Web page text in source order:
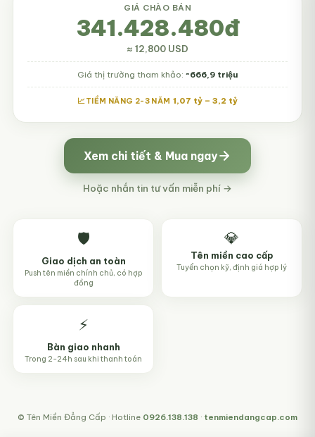
GIÁ CHÀO BÁN
341.428.480đ
≈ 12,800 USD
Giá thị trường tham khảo: ~666,9 triệu
TIỀM NĂNG 2-3 NĂM 1,07 tỷ – 3,2 tỷ
Xem chi tiết & Mua ngay
Hoặc nhắn tin tư vấn miễn phí →
🛡️
Giao dịch an toàn
Push tên miền chính chủ, có hợp
đồng
💎
Tên miền cao cấp
Tuyển chọn kỹ, định giá hợp lý
⚡
Bàn giao nhanh
Trong 2-24h sau khi thanh toán
© Tên Miền Đẳng Cấp · Hotline 0926.138.138 · tenmiendangcap.com